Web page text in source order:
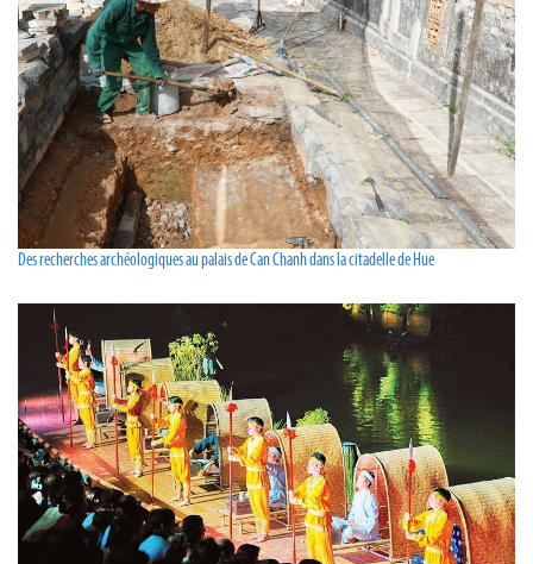
Des recherches archéologiques au palais de Can Chanh dans la citadelle de Hue